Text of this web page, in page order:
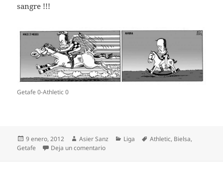
sangre !!!
Getafe 0-Athletic 0
Publicado
el
9 enero, 2012 Autor
Asier Sanz Categorías
Liga Etiquetas
Athletic, Bielsa,
Getafe
Deja un comentarioen Getafe 0- Athletic 0. GetGAFE